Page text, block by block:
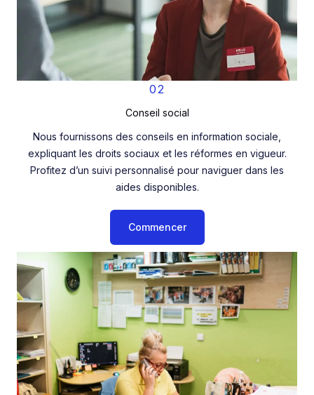
02
Conseil social
Nous fournissons des conseils en information sociale,
expliquant les droits sociaux et les réformes en vigueur.
Profitez d’un suivi personnalisé pour naviguer dans les
aides disponibles.
Commencer